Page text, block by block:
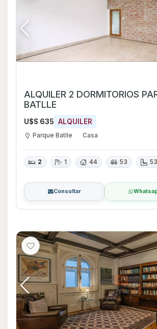
ALQUILER 2 DORMITORIOS
BATLLE
U$S 635 ALQUILER
Parque Batlle Casa
2 1 44 53
Consultar